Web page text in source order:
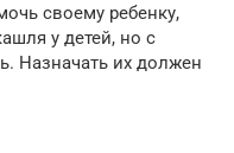
своему ребенку,
у детей, но с
Назначать их должен